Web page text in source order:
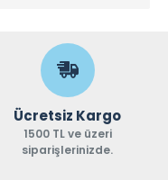
Ücretsiz Kargo
1500 TL ve üzeri
siparişlerinizde.